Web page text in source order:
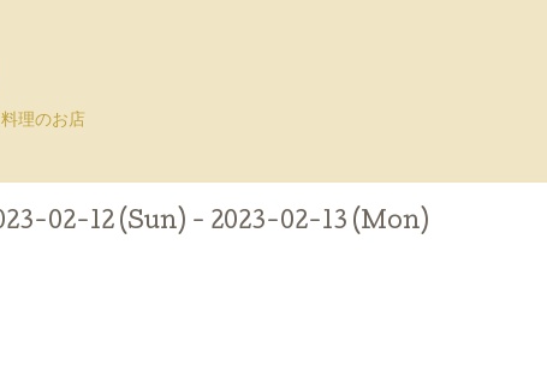
理のお店
02-12 (Sun) - 2023-02-13 (Mon)